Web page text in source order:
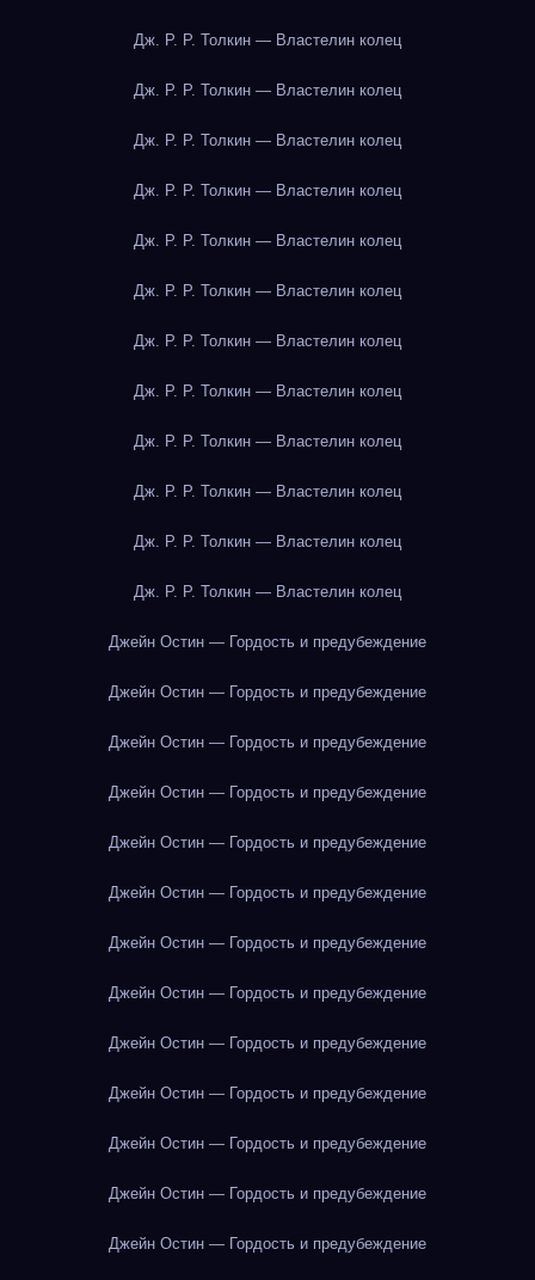
Дж. Р. Р. Толкин — Властелин колец
Дж. Р. Р. Толкин — Властелин колец
Дж. Р. Р. Толкин — Властелин колец
Дж. Р. Р. Толкин — Властелин колец
Дж. Р. Р. Толкин — Властелин колец
Дж. Р. Р. Толкин — Властелин колец
Дж. Р. Р. Толкин — Властелин колец
Дж. Р. Р. Толкин — Властелин колец
Дж. Р. Р. Толкин — Властелин колец
Дж. Р. Р. Толкин — Властелин колец
Дж. Р. Р. Толкин — Властелин колец
Дж. Р. Р. Толкин — Властелин колец
Джейн Остин — Гордость и предубеждение
Джейн Остин — Гордость и предубеждение
Джейн Остин — Гордость и предубеждение
Джейн Остин — Гордость и предубеждение
Джейн Остин — Гордость и предубеждение
Джейн Остин — Гордость и предубеждение
Джейн Остин — Гордость и предубеждение
Джейн Остин — Гордость и предубеждение
Джейн Остин — Гордость и предубеждение
Джейн Остин — Гордость и предубеждение
Джейн Остин — Гордость и предубеждение
Джейн Остин — Гордость и предубеждение
Джейн Остин — Гордость и предубеждение